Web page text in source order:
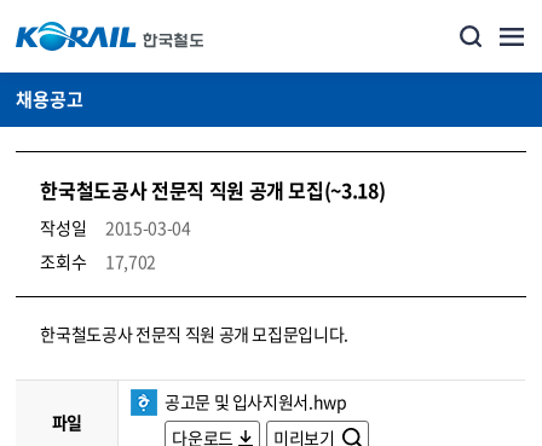
채용공고
한국철도공사 전문직 직원 공개 모집(~3.18)
작성일
2015-03-04
조회수
17,702
코레일소개_경영공시_채용공고 상세보기 – 내용, 파일, 담당자 연락처로 구성
한국철도공사 전문직 직원 공개 모집문입니다.
파일
공고문 및 입사지원서.hwp
다운로드
미리보기